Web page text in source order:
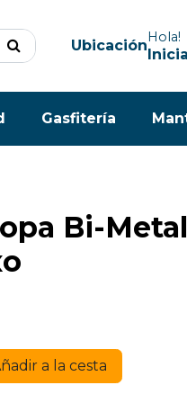
UbicaciónHola!
Gasfitería
Bi-
a la cesta